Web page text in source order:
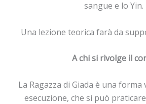
sangue e lo Yin.
Una lezione teorica farà da
A chi si rivolge il
La Ragazza di Giada è una
esecuzione, che si può